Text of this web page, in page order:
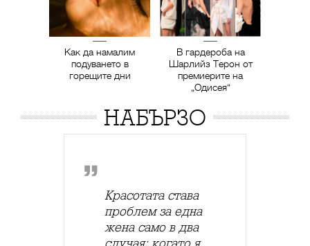
Как да намалим
подуването в
горещите дни
В гардероба на
Шарлийз Терон от
премиерите на
„Одисея“
НАБЪРЗО
Красотата става
проблем за една
жена само в два